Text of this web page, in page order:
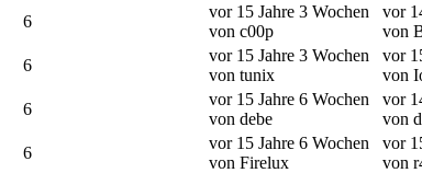
6
vor 15 Jahre 3 Wochen
von c00p
vor
von
6
vor 15 Jahre 3 Wochen
von tunix
vor
von
6
vor 15 Jahre 6 Wochen
von debe
vor
von
6
vor 15 Jahre 6 Wochen
von Firelux
vor
von